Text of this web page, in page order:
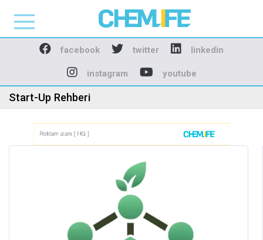
Chemlife - Basılı ve
facebook twitter linkedin
instagram youtube
Start-Up Rehberi